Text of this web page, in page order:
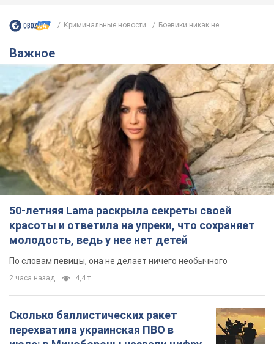
50-летняя Lama раскрыла секреты своей
красоты и ответила на упреки, что сохраняет
молодость, ведь у нее нет детей
По словам певицы, она не делает ничего необычного
2 часа назад 4,4 т.
Сколько баллистических ракет
перехватила украинская ПВО в
июле: в Минобороны назвали цифру
Украинская ПВО работала в условиях
Аурика Ротару через суд изменила
свою пенсию, на которую ранее
жаловалась: сколько получала